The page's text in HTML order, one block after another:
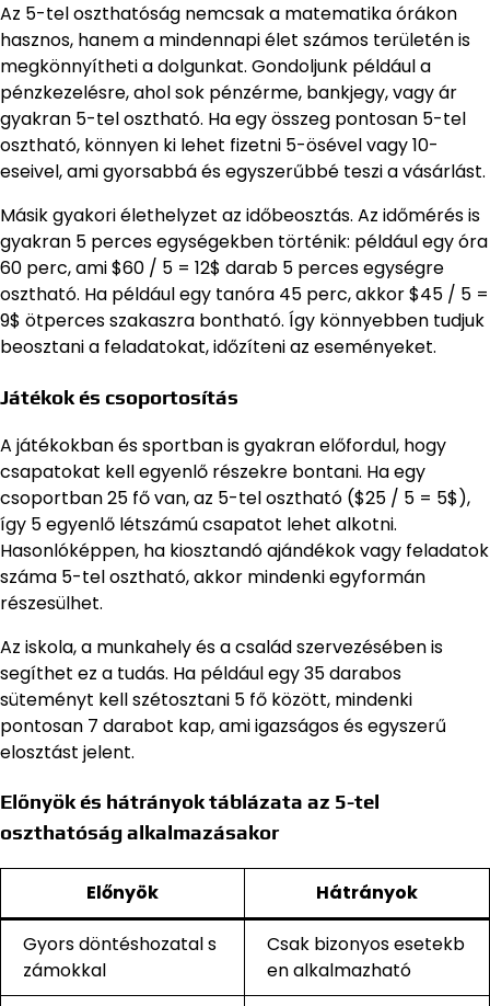
Az 5-tel oszthatóság nemcsak a matematika órákon
hasznos, hanem a mindennapi élet számos területén is
megkönnyítheti a dolgunkat. Gondoljunk például a
pénzkezelésre, ahol sok pénzérme, bankjegy, vagy ár
gyakran 5-tel osztható. Ha egy összeg pontosan 5-tel
osztható, könnyen ki lehet fizetni 5-ösével vagy 10-
eseivel, ami gyorsabbá és egyszerűbbé teszi a vásárlást.
Másik gyakori élethelyzet az időbeosztás. Az időmérés is
gyakran 5 perces egységekben történik: például egy óra
60 perc, ami $60 / 5 = 12$ darab 5 perces egységre
osztható. Ha például egy tanóra 45 perc, akkor $45 / 5 =
9$ ötperces szakaszra bontható. Így könnyebben tudjuk
beosztani a feladatokat, időzíteni az eseményeket.
Játékok és csoportosítás
A játékokban és sportban is gyakran előfordul, hogy
csapatokat kell egyenlő részekre bontani. Ha egy
csoportban 25 fő van, az 5-tel osztható ($25 / 5 = 5$),
így 5 egyenlő létszámú csapatot lehet alkotni.
Hasonlóképpen, ha kiosztandó ajándékok vagy feladatok
száma 5-tel osztható, akkor mindenki egyformán
részesülhet.
Az iskola, a munkahely és a család szervezésében is
segíthet ez a tudás. Ha például egy 35 darabos
süteményt kell szétosztani 5 fő között, mindenki
pontosan 7 darabot kap, ami igazságos és egyszerű
elosztást jelent.
Előnyök és hátrányok táblázata az 5-tel
oszthatóság alkalmazásakor
Előnyök Hátrányok
Gyors döntéshozatal s
zámokkal
Csak bizonyos esetekb
en alkalmazható